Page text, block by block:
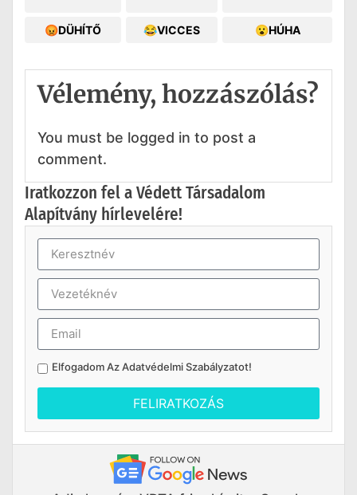
😡DÜHÍTŐ 😂VICCES 😮HÚHA
Vélemény, hozzászólás?
You must be logged in to post a
comment.
Iratkozzon fel a Védett Társadalom
Alapítvány hírlevelére!
Elfogadom AzAdatvédelmi Szabályzatot!
FELIRATKOZÁS